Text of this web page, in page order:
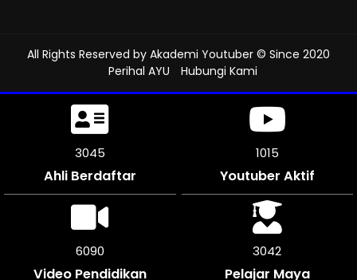
All Rights Reserved by Akademi Youtuber © Since 2020
Perihal AYU
Hubungi Kami
3339
Ahli Berdaftar
1113
Youtuber Aktif
6678
Video Pendidikan
3336
Pelajar Maya